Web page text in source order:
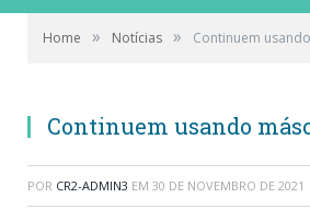
Home » Notícias » Continuem
Continuem usando
POR CR2-ADMIN3 EM 30 DE NOVEMBRO DE 2021